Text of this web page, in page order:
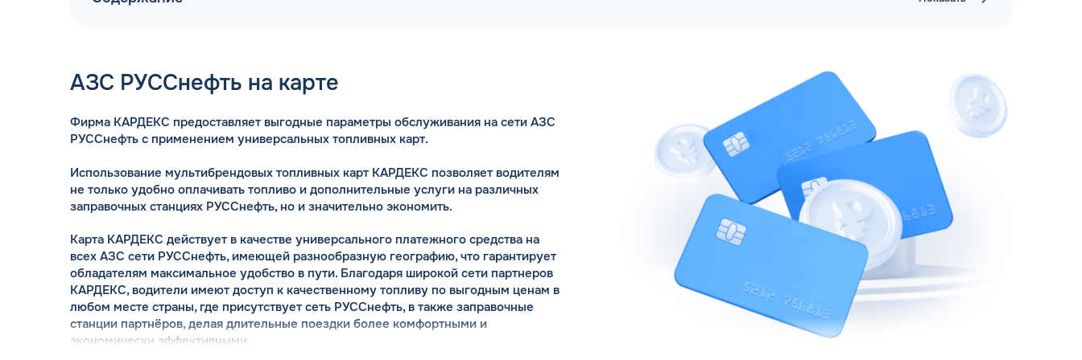
АЗС РУССнефть на карте
Фирма КАРДЕКС предоставляет выгодные параметры обслуживания на сети АЗС
РУССнефть с применением универсальных топливных карт.
Использование мультибрендовых топливных карт КАРДЕКС позволяет водителям
не только удобно оплачивать топливо и дополнительные услуги на различных
заправочных станциях РУССнефть, но и значительно экономить.
Карта КАРДЕКС действует в качестве универсального платежного средства на
всех АЗС сети РУССнефть, имеющей разнообразную географию, что гарантирует
обладателям максимальное удобство в пути. Благодаря широкой сети партнеров
КАРДЕКС, водители имеют доступ к качественному топливу по выгодным ценам в
любом месте страны, где присутствует сеть РУССнефть, в также заправочные
станции партнёров, делая длительные поездки более комфортными и
экономически эффективными.
ДОГОВОР ЗА 5 МИНУТ
мгновенное заключение Договора и выпуск карт в
Для юр. лиц и ИП
ОФОРМИТЬ ЗАЯВКУ
Заполняя форму, ясоглашаюсь с обработкой персональных
данных
ДО
ЗАВТРА